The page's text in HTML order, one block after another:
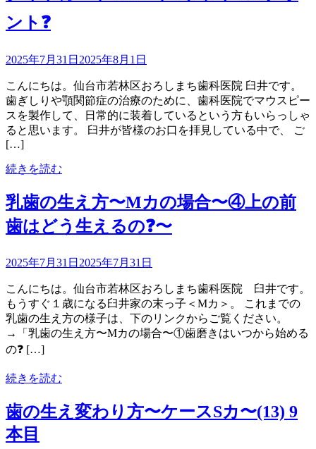
ント❓
2025年7月31日 2025年8月1日
こんにちは。仙台市若林区おろしまち歯科医院 臼井です。
歯ぎしりや顎関節症の治療のために、歯科医院でマウスピー
スを製作して、日常的に装着しているという方もいらっしゃ
ると思います。 臼井が皆様のお口を拝見している中で、 ご
[…]
続きを読む
乳歯の生え方〜Mカの場合〜④上の前
歯はどう生えるの❓〜
2025年7月31日 2025年7月31日
こんにちは。仙台市若林区おろしまち歯科医院 臼井です。
もうすぐ１歳になる臼井家の末っ子＜Mカ＞。 これまでの
乳歯の生え方の様子は、下のリンクからご覧ください。
→「乳歯の生え方〜Mカの場合〜①歯磨きはいつから始める
の❓ […]
続きを読む
歯の生え変わり方〜ケースSカ〜(13) 9
本目